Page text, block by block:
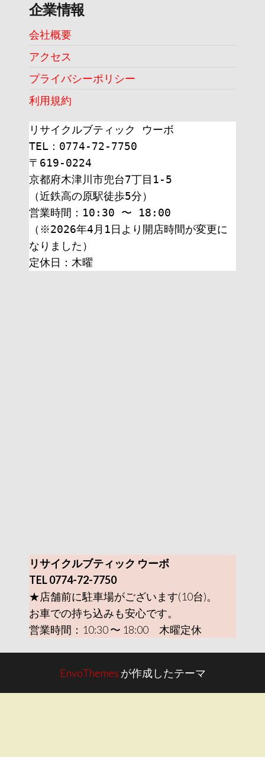
企業情報
会社概要
アクセス
プライバシーポリシー
利用規約
リサイクルブティック ウーボ
TEL：0774-72-7750
〒619-0224
京都府木津川市兜台7丁目1-5
（近鉄高の原駅徒歩5分）
営業時間：10:30 〜 18:00
（※2026年4月1日より開店時間が変更に
なりました）
定休日：木曜
リサイクルブティック ウーボ
TEL 0774-72-7750
★店舗前に駐車場がございます(10台)。
お車での持ち込みも安心です。
営業時間：10:30 〜 18:00 木曜定休
EnvoThemes が作成したテーマ